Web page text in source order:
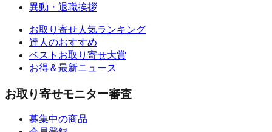
異動・退職挨拶
お取り寄せ人気ランキング
達人のおすすめ
ベストお取り寄せ大賞
お得＆最新ニュース
お取り寄せモニター審査
募集中の商品